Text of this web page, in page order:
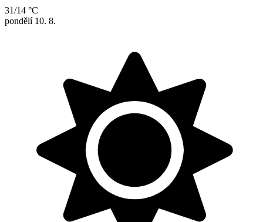
31/14 °C
pondělí 10. 8.